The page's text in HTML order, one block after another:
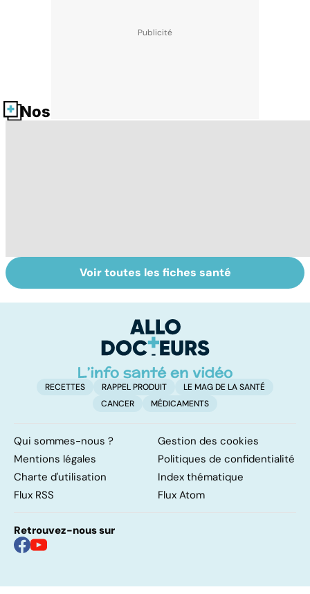
Nos fiches santé
HPV : tout savoir
sur les
Cancer : la
fatigue avant
Voir toutes les fiches santé
RECETTES RAPPEL PRODUIT
LE MAG DE LA SANTÉ
CANCER
MÉDICAMENTS
Qui sommes-nous ?
Gestion des cookies
Mentions légales
Politiques de confidentialité
Charte d'utilisation
Index thématique
Flux RSS
Flux Atom
Retrouvez-nous sur